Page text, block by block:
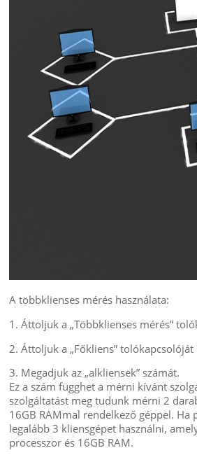
A többklienses mérés használata:
1. Áttoljuk a „Többklienses mérés”
2. Áttoljuk a „Főkliens” tolókapcsolóját
3. Megadjuk az „alkliensek” számát.
Ez a szám függhet a mérni kívánt
szolgáltatást meg tudunk mérni 2
16GB RAMmal rendelkező géppel.
legalább 3 kliensgépet használni,
processzor és 16GB RAM.